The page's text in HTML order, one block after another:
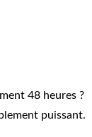
48 heures ?
puissant.